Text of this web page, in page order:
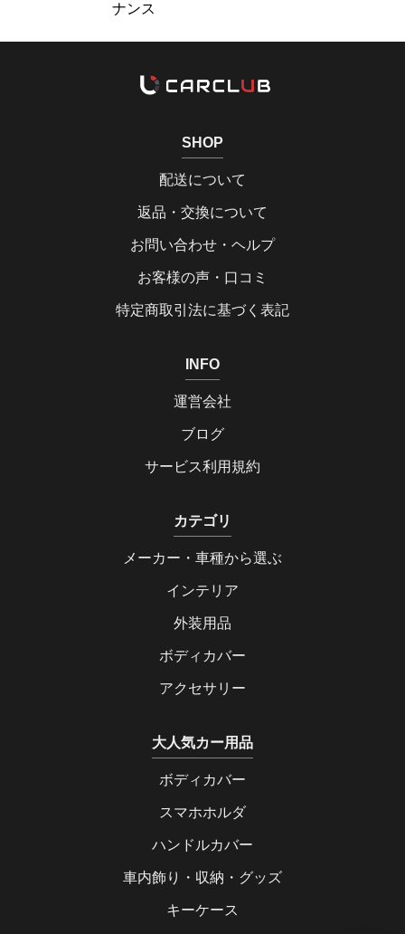
ナンス
SHOP
配送について
返品・交換について
お問い合わせ・ヘルプ
お客様の声・口コミ
特定商取引法に基づく表記
INFO
運営会社
ブログ
サービス利用規約
カテゴリ
メーカー・車種から選ぶ
インテリア
外装用品
ボディカバー
アクセサリー
大人気カー用品
ボディカバー
スマホホルダ
ハンドルカバー
車内飾り・収納・グッズ
キーケース